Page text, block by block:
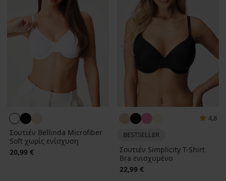
Σουτιέν Bellinda Microfiber
Soft χωρίς ενίσχυση
20,99 €
4,8
BESTSELLER
Σουτιέν Simplicity T-Shirt
Bra ενισχυμένο
22,99 €